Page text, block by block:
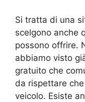
Si tratta di una
scelgono anche
possono offrire.
abbiamo visto
gratuito che
da rispettare
veicolo. Esiste